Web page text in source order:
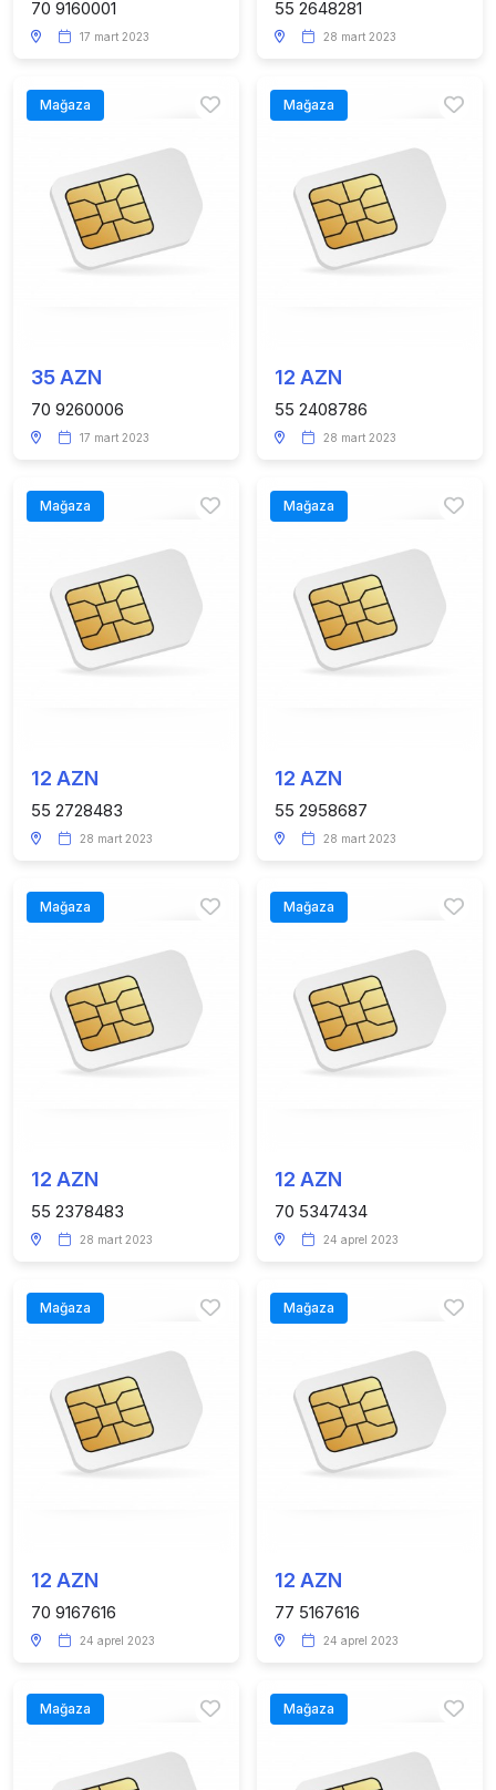
70 9160001
17 mart 2023
55 2648281
28 mart 2023
Mağaza
35 AZN
70 9260006
17 mart 2023
Mağaza
12 AZN
55 2408786
28 mart 2023
Mağaza
12 AZN
55 2728483
28 mart 2023
Mağaza
12 AZN
55 2958687
28 mart 2023
Mağaza
12 AZN
55 2378483
28 mart 2023
Mağaza
12 AZN
70 5347434
24 aprel 2023
Mağaza
12 AZN
70 9167616
24 aprel 2023
Mağaza
12 AZN
77 5167616
24 aprel 2023
Mağaza Mağaza